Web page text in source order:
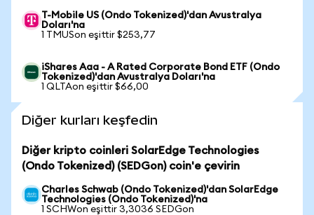
T-Mobile US (Ondo Tokenized)'dan Avustralya
Doları'na
1 TMUSon eşittir $253,77
iShares Aaa - A Rated Corporate Bond ETF (Ondo
Tokenized)'dan Avustralya Doları'na
1 QLTAon eşittir $66,00
Diğer kurları keşfedin
Diğer kripto coinleri SolarEdge Technologies
(Ondo Tokenized) (SEDGon) coin'e çevirin
Charles Schwab (Ondo Tokenized)'dan SolarEdge
Technologies (Ondo Tokenized)'na
1 SCHWon eşittir 3,3036 SEDGon